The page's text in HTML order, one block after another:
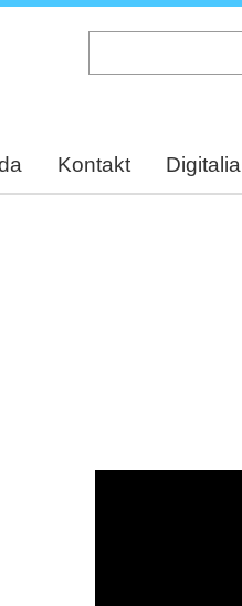
Kontakt Digitalia